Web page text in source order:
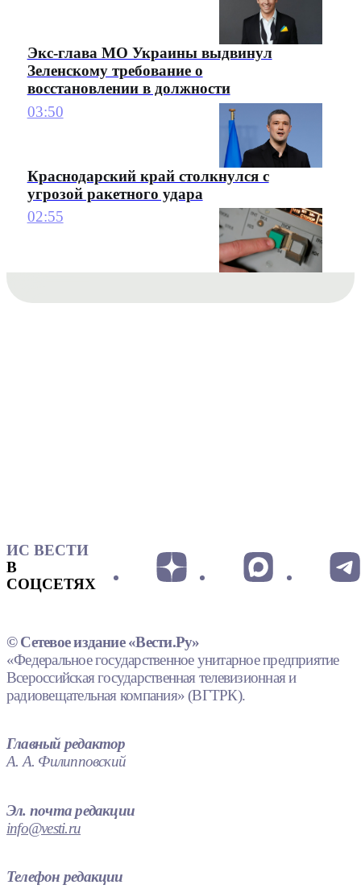
Экс-глава МО Украины выдвинул
Зеленскому требование о
восстановлении в должности
03:50
Краснодарский край столкнулся с
угрозой ракетного удара
02:55
ИС ВЕСТИ
В
СОЦСЕТЯХ
© Сетевое издание «Вести.Ру»
«Федеральное государственное унитарное предприятие
Всероссийская государственная телевизионная и
радиовещательная компания» (ВГТРК).
Главный редактор
А. А. Филипповский
Эл. почта редакции
info@vesti.ru
Телефон редакции